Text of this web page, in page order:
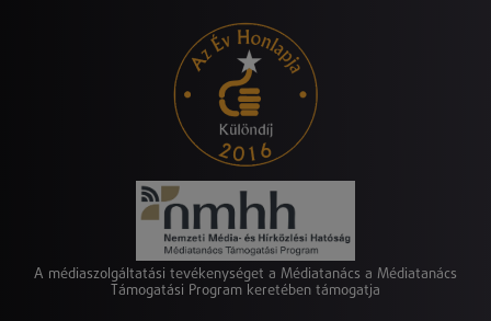
A médiaszolgáltatási tevékenységet a Médiatanács a Médiatanács
Támogatási Program keretében támogatja